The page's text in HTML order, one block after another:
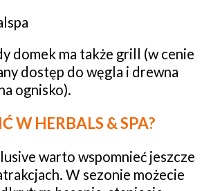
domek ma także grill (w cenie
dostęp do węgla i drewna
ognisko).
W HERBALS & SPA?
warto wspomnieć jeszcze
W sezonie możecie